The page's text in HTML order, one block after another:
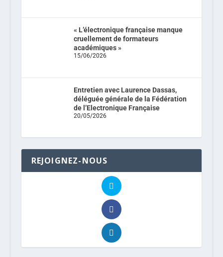
« L’électronique française manque
cruellement de formateurs
académiques »
15/06/2026
Entretien avec Laurence Dassas,
déléguée générale de la Fédération
de l’Electronique Française
20/05/2026
REJOIGNEZ-NOUS